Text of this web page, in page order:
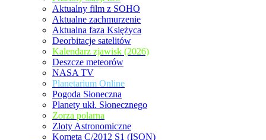
Aktualny film z SOHO
Aktualne zachmurzenie
Aktualna faza Księżyca
Deorbitacje satelitów
Kalendarz zjawisk (2026)
Deszcze meteorów
NASA TV
Planetarium Online
Pogoda Słoneczna
Planety ukł. Słonecznego
Zorza polarna
Zloty Astronomiczne
Kometa C/2012 S1 (ISON)